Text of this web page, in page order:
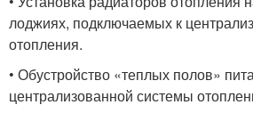
лоджиях, подключаемых к
отопления.
• Обустройство «теплых полов»
централизованной системы